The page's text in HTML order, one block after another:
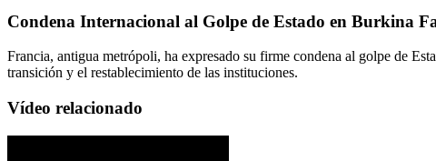
Condena Internacional al Golpe de Estado en Burkina
Francia, antigua metrópoli, ha expresado su firme condena al golpe de
transición y el restablecimiento de las instituciones.
Vídeo relacionado